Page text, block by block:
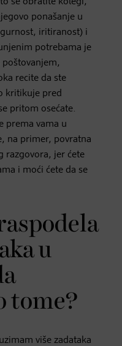
ponašanje u
iritiranost) i
potrebama je
poštovanjem,
recite da ste
kritikuje pred
pritom osećate.
prema vama u
na primer, povratna
razgovora, jer ćete
i moći ćete da se
u
tome?
više zadataka